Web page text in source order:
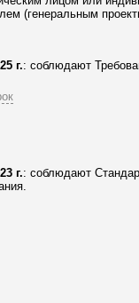
(генеральным
г.: соблюдают
г.: соблюдают